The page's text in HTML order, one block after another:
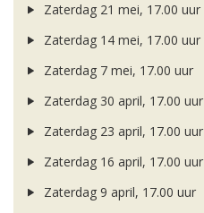
Zaterdag 21 mei, 17.00 uur
Zaterdag 14 mei, 17.00 uur
Zaterdag 7 mei, 17.00 uur
Zaterdag 30 april, 17.00 uur
Zaterdag 23 april, 17.00 uur
Zaterdag 16 april, 17.00 uur
Zaterdag 9 april, 17.00 uur